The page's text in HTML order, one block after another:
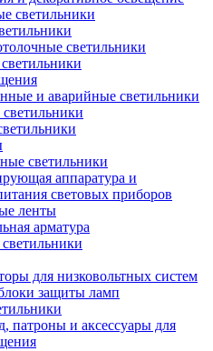
светильники
светильники
и аварийные светильники
светильники
аппаратура и
световых приборов
ленты
арматура
для низковольтных систем
защиты ламп
патроны и аксессуары для